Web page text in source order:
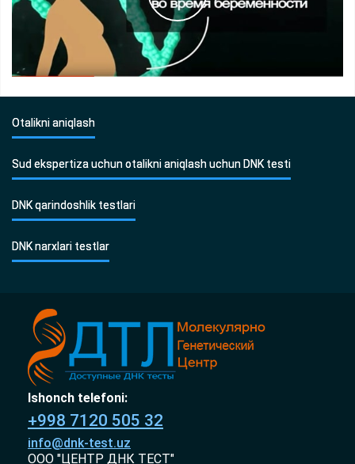
Otalikni aniqlash
Sud ekspertiza uchun otalikni aniqlash uchun DNK testi
DNK qarindoshlik testlari
DNK narxlari testlar
Ishonch telefoni:
+998 7120 505 32
info@dnk-test.uz
ООО "ЦЕНТР ДНК ТЕСТ"